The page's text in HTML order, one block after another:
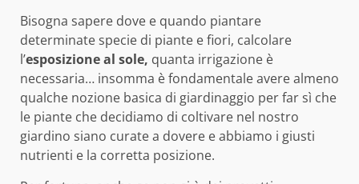
Bisogna sapere dove e quando piantare
determinate specie di piante e fiori, calcolare
l’esposizione al sole, quanta irrigazione è
necessaria… insomma è fondamentale avere almeno
qualche nozione basica di giardinaggio per far sì che
le piante che decidiamo di coltivare nel nostro
giardino siano curate a dovere e abbiamo i giusti
nutrienti e la corretta posizione.